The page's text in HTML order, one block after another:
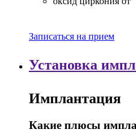
Записаться на прием
Установка
Имплантация
Какие плюсы